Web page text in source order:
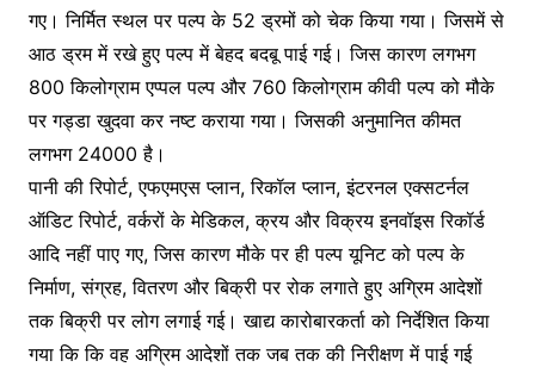
गए। निर्मित स्थल पर पल्प के 52 ड्रमों को चेक किया गया। जिसमें से
आठ ड्रम में रखे हुए पल्प में बेहद बदबू पाई गई। जिस कारण लगभग
800 किलोग्राम एप्पल पल्प और 760 किलोग्राम कीवी पल्प को मौके
पर गड्डा खुदवा कर नष्ट कराया गया। जिसकी अनुमानित कीमत
लगभग 24000 है।
पानी की रिपोर्ट, एफएमएस प्लान, रिकॉल प्लान, इंटरनल एक्सटर्नल
ऑडिट रिपोर्ट, वर्करों के मेडिकल, क्रय और विक्रय इनवॉइस रिकॉर्ड
आदि नहीं पाए गए, जिस कारण मौके पर ही पल्प यूनिट को पल्प के
निर्माण, संग्रह, वितरण और बिक्री पर रोक लगाते हुए अग्रिम आदेशों
तक बिक्री पर लोग लगाई गई। खाद्य कारोबारकर्ता को निर्देशित किया
गया कि कि वह अग्रिम आदेशों तक जब तक की निरीक्षण में पाई गई